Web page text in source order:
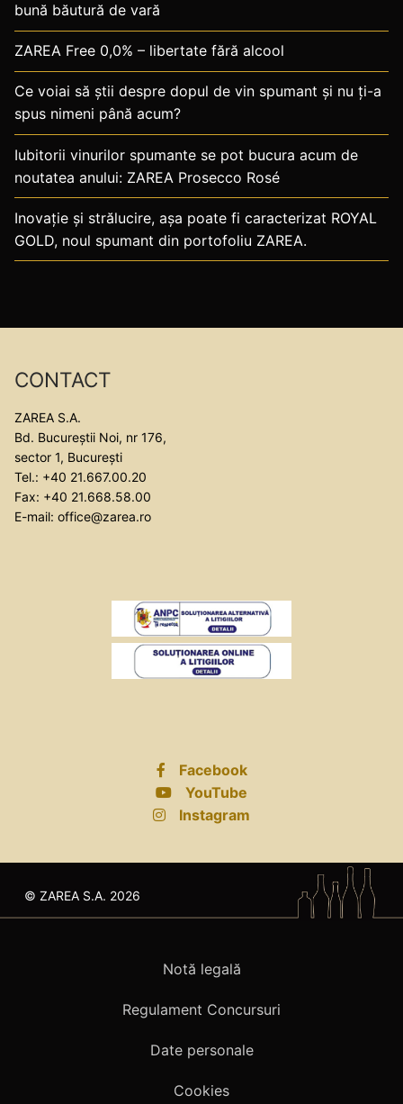
bună băutură de vară
ZAREA Free 0,0% – libertate fără alcool
Ce voiai să știi despre dopul de vin spumant și nu ți-a
spus nimeni până acum?
Iubitorii vinurilor spumante se pot bucura acum de
noutatea anului: ZAREA Prosecco Rosé
Inovație și strălucire, așa poate fi caracterizat ROYAL
GOLD, noul spumant din portofoliu ZAREA.
CONTACT
ZAREA S.A.
Bd. Bucureștii Noi, nr 176,
sector 1, București
Tel.: +40 21.667.00.20
Fax: +40 21.668.58.00
E-mail: office@zarea.ro
Facebook
YouTube
Instagram
© ZAREA S.A. 2026
Notă legală
Regulament Concursuri
Date personale
Cookies